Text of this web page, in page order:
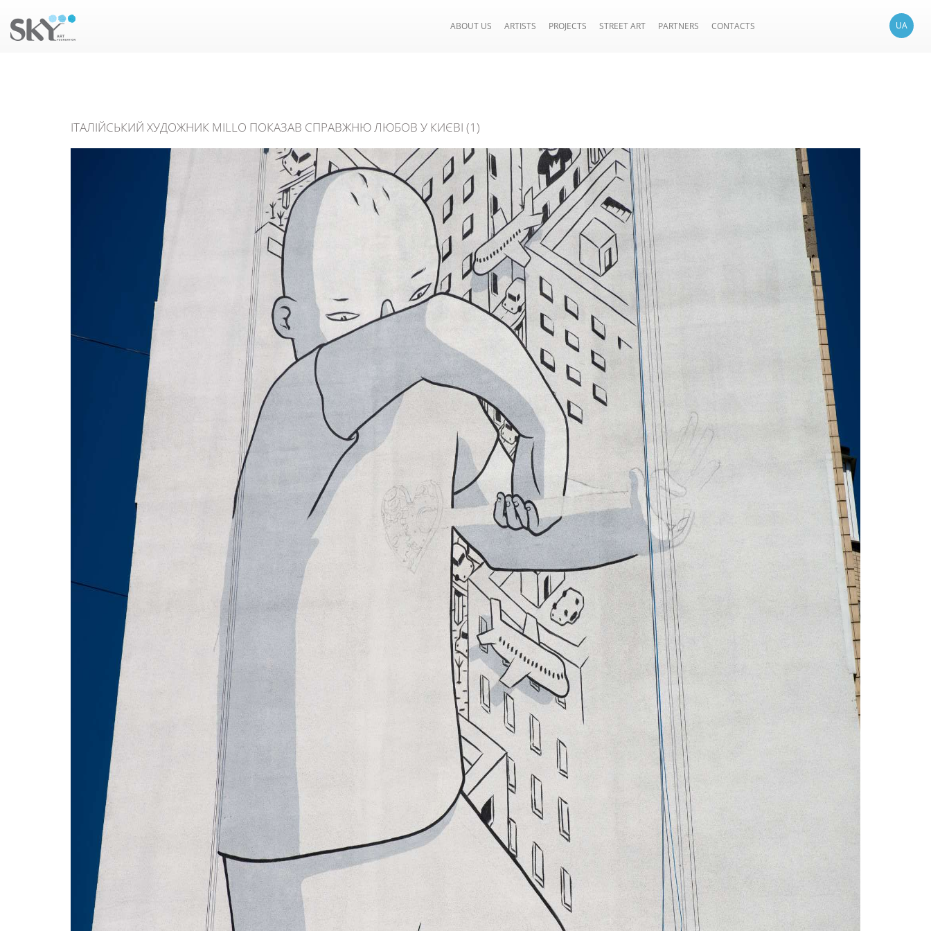
ABOUT US ARTISTS PROJECTS STREET ART PARTNERS CONTACTS UA
ІТАЛІЙСЬКИЙ ХУДОЖНИК MILLO ПОКАЗАВ СПРАВЖНЮ ЛЮБОВ У КИЄВІ (1)